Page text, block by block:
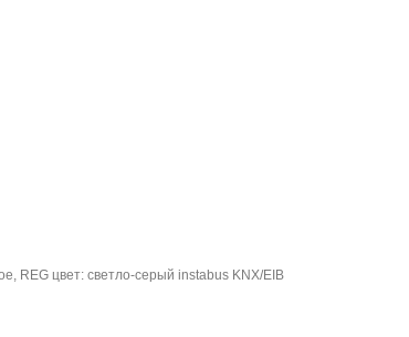
REG цвет: светло-серый instabus KNX/EIB